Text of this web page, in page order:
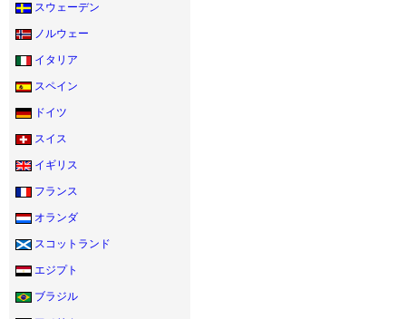
スウェーデン
ノルウェー
イタリア
スペイン
ドイツ
スイス
イギリス
フランス
オランダ
スコットランド
エジプト
ブラジル